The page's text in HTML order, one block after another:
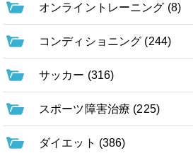
オンライントレーニング (8)
コンディショニング (244)
サッカー (316)
スポーツ障害治療 (225)
ダイエット (386)